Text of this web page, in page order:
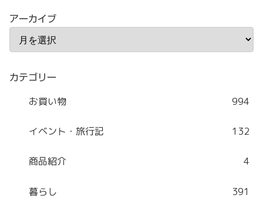
アーカイブ
カテゴリー
お買い物 994
イベント・旅行記 132
商品紹介 4
暮らし 391